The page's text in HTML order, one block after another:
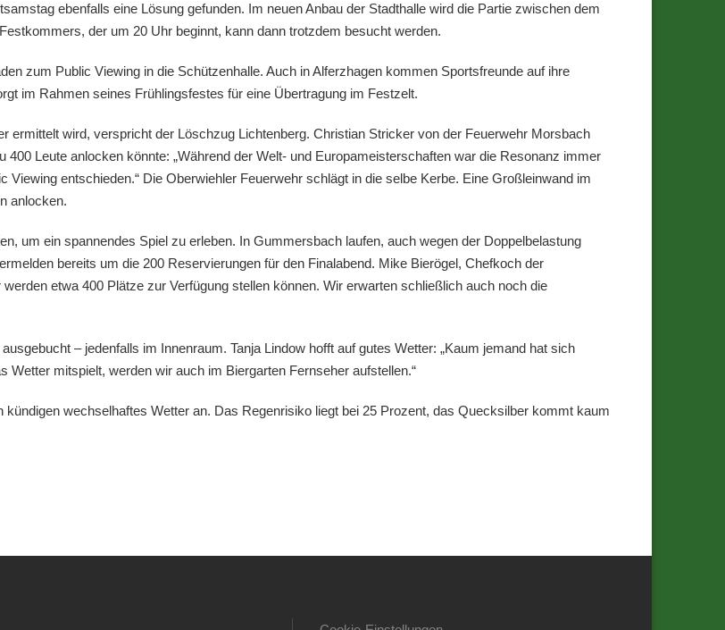
ebenfalls eine Lösung gefunden. Im neuen Anbau der Stadthalle wird die Partie zwischen dem
der um 20 Uhr beginnt, kann dann trotzdem besucht werden.
zum Public Viewing in die Schützenhalle. Auch in Alferzhagen kommen Sportsfreunde auf ihre
im Rahmen seines Frühlingsfestes für eine Übertragung im Festzelt.
ermittelt wird, verspricht der Löschzug Lichtenberg. Christian Stricker von der Feuerwehr Morsbach
Leute anlocken könnte: „Während der Welt- und Europameisterschaften war die Resonanz immer
entschieden.“ Die Oberwiehler Feuerwehr schlägt in die selbe Kerbe. Eine Großleinwand im
anlocken.
um ein spannendes Spiel zu erleben. In Gummersbach laufen, auch wegen der Doppelbelastung
bereits um die 200 Reservierungen für den Finalabend. Mike Bierögel, Chefkoch der
etwa 400 Plätze zur Verfügung stellen können. Wir erwarten schließlich auch noch die
– jedenfalls im Innenraum. Tanja Lindow hofft auf gutes Wetter: „Kaum jemand hat sich
mitspielt, werden wir auch im Biergarten Fernseher aufstellen.“
wechselhaftes Wetter an. Das Regenrisiko liegt bei 25 Prozent, das Quecksilber kommt kaum